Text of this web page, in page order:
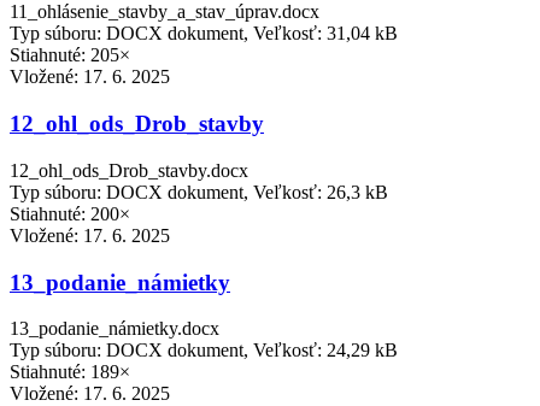
11_ohlásenie_stavby_a_stav_úprav.docx
Typ súboru: DOCX dokument, Veľkosť: 31,04 kB
Stiahnuté: 205×
Vložené: 17. 6. 2025
12_ohl_ods_Drob_stavby
12_ohl_ods_Drob_stavby.docx
Typ súboru: DOCX dokument, Veľkosť: 26,3 kB
Stiahnuté: 200×
Vložené: 17. 6. 2025
13_podanie_námietky
13_podanie_námietky.docx
Typ súboru: DOCX dokument, Veľkosť: 24,29 kB
Stiahnuté: 189×
Vložené: 17. 6. 2025